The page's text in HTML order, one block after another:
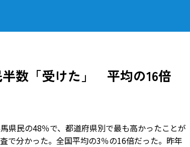
数「受けた」 平均の16倍
県民の48％で、都道府県別で最も高かったことが
で分かった。全国平均の3％の16倍だった。昨年